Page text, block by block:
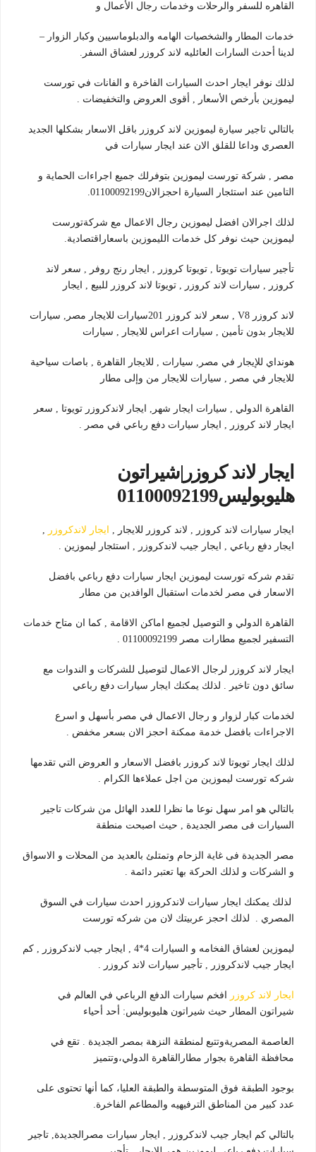
القاهره للسفر والرحلات وخدمات رجال الأعمال و
خدمات المطار والشخصيات الهامه والدبلوماسيين وكبار الزوار –
لدينا أحدث السارات العائليه لاند كروزر لعشاق السفر.
لذلك نوفر ايجار احدث السيارات الفاخرة و الفانات في تورست
ليموزين بأرخص الأسعار , أقوى العروض والتخفيضات .
بالتالي تاجير سيارة ليموزين لاند كروزر باقل الاسعار بشكلها الجديد
العصري وداعا للقلق الان عند ايجار سيارات في
مصر , شركة تورست ليموزين بتوفرلك جميع اجراءات الحماية و
التامين عند استئجار السيارة احجزالان01100092199.
لذلك اجرالان افضل ليموزين رجال الاعمال مع شركةتورست
ليموزين حيث نوفر كل خدمات الليموزين باسعاراقتصادية.
تأجير سيارات تويوتا , تويوتا كروزر , ايجار رنج روفر , سعر لاند
كروزر , سيارات لاند كروزر , تويوتا لاند كروزر للبيع , ايجار
لاند كروزر V8 , سعر لاند كروزر 201سيارات للايجار مصر, سيارات
للايجار بدون تأمين , سيارات اعراس للايجار , سيارات
هونداي للإيجار في مصر, سيارات , للايجار القاهرة , باصات سياحية
للايجار في مصر , سيارات للايجار من وإلى مطار
القاهرة الدولي , سيارات ايجار شهر, ايجار لاندكروزر تويوتا , سعر
ايجار لاند كروزر , ايجار سيارات دفع رباعي في مصر .
ايجار لاند كروزر|شيراتون
هليوبوليس01100092199
ايجار سيارات لاند كروزر , لاند كروزر للايجار , ايجار لاندكروزر ,
ايجار دفع رباعي , ايجار جيب لاندكروزر , استئجار ليموزين .
تقدم شركه تورست ليموزين ايجار سيارات دفع رباعي بافضل
الاسعار في مصر لخدمات استقبال الوافدين من مطار
القاهرة الدولي و التوصيل لجميع اماكن الاقامة , كما ان متاح خدمات
التسفير لجميع مطارات مصر 01100092199 .
ايجار لاند كروزر لرجال الاعمال لتوصيل للشركات و الندوات مع
سائق دون تاخير . لذلك يمكنك ايجار سيارات دفع رباعي
لخدمات كبار لزوار و رجال الاعمال في مصر بأسهل و اسرع
الاجراءات بافضل خدمة ممكنة احجز الان بسعر مخفض .
لذلك ايجار تويوتا لاند كروزر بافضل الاسعار و العروض التي تقدمها
شركه تورست ليموزين من اجل عملاءها الكرام .
بالتالي هو امر سهل نوعا ما نظرا للعدد الهائل من شركات تاجير
السيارات فى مصر الجديدة , حيث اصبحت منطقة
مصر الجديدة فى غاية الزحام وتمتلئ بالعديد من المحلات و الاسواق
و الشركات و لذلك الحركة بها تعتبر دائمة .
لذلك يمكنك ايجار سيارات لاندكروزر احدث سيارات في السوق
المصري . لذلك احجز عربيتك لان من شركه تورست
ليموزين لعشاق الفخامه و السيارات 4*4 , ايجار جيب لاندكروزر , كم
ايجار جيب لاندكروزر , تأجير سيارات لاند كروزر .
ايجار لاند كروزر
افخم سيارات الدفع الرباعي في العالم في
شيراتون المطار حيث شيراتون هليوبوليس: أحد أحياء
العاصمة المصريةوتتبع لمنطقة النزهة بمصر الجديدة . تقع في
محافظة القاهرة بجوار مطارالقاهرة الدولي،وتتميز
بوجود الطبقة فوق المتوسطة والطبقة العليا، كما أنها تحتوى على
عدد كبير من المناطق الترفيهيه والمطاعم الفاخرة.
بالتالي كم ايجار جيب لاندكروزر , ايجار سيارات مصرالجديدة, تاجير